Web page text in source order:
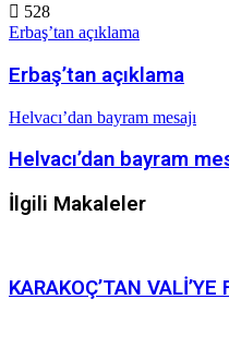
528
Erbaş’tan açıklama
Erbaş’tan açıklama
Helvacı’dan bayram mesajı
Helvacı’dan bayram
İlgili Makaleler
KARAKOÇ’TAN VALİ’YE